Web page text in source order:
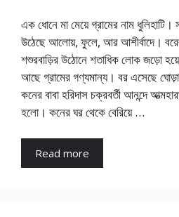
এক ধোনে মা মেয়ে গ্রামের নাম ধুলিহাটি।
উঠেছে আলোয়, ফুলে, আর আশীর্বাদে।
শশুরবাড়ির উঠোনে শতাধিক লোক জড়ো
আছে গ্রামের গণ্যমান্য। বর এসেছে
কনের বাবা হরিদাস চক্রবর্তী আনন্দে
হলো। কনের ঘর থেকে বেরিয়ে …
Read more